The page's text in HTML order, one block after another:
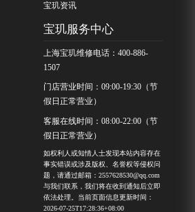
宝玑资讯
宝玑服务中心
上海宝玑维修电话：400-886-
1507
门店营业时间：09:00-19:30（节
假日正常营业）
客服在线时间：08:00-22:00（节
假日正常营业）
如权利人或知情人士发现本站内容存在
事实错误或涉及版权、名誉权等侵权问
题，请通过邮箱：2557628530@qq.com
与我们联系，我们将在收到通知后立即
依法处理。当前页面信息更新时间：
2026-07-25T17:28:36+08:00